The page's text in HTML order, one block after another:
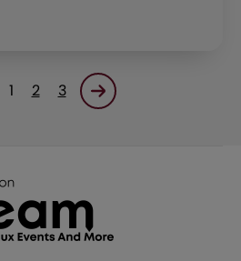
précédente
1 2 3 Page suivante<